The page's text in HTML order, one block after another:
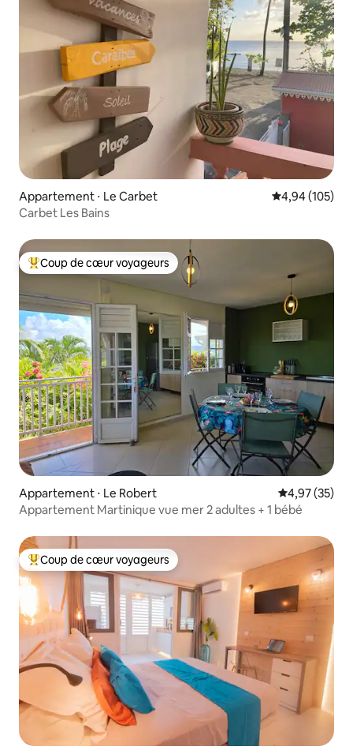
Appartement ⋅ Le Carbet Évaluation
4,94 (105)
Carbet Les Bains
Coups de cœur voyageurs les plus appréciés
Coup de cœur voyageurs
Appartement ⋅ Le Robert Évaluation
4,97 (35)
Appartement Martinique vue mer 2 adultes + 1 bébé
Coups de cœur voyageurs les plus appréciés
Coup de cœur voyageurs